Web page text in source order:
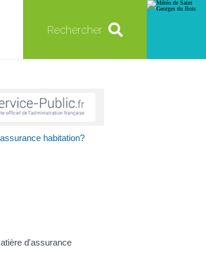
Rechercher
habitation?
d'assurance